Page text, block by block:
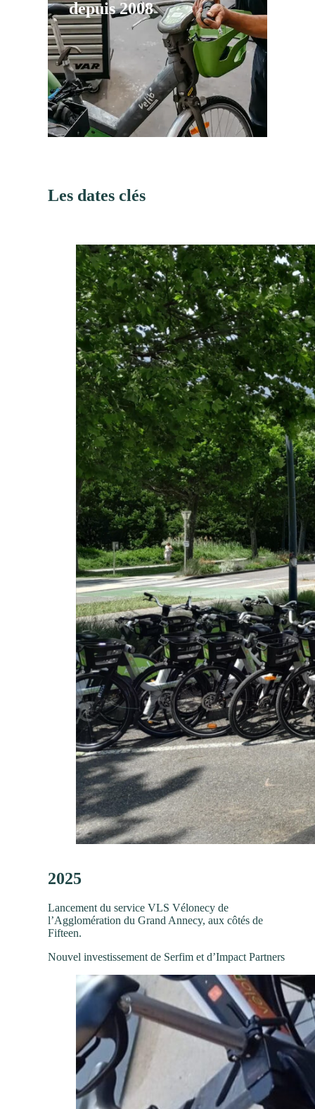
depuis 2008
Les dates clés
2025
Lancement du service VLS Vélonecy de
l’Agglomération du Grand Annecy, aux côtés de
Fifteen.
Nouvel investissement de Serfim et d’Impact Partners